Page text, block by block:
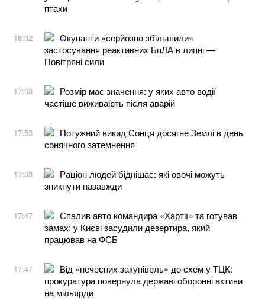
птахи
18:02
Окупанти «серйозно збільшили»
застосування реактивних БпЛА в липні —
Повітряні сили
17:53
Розмір має значення: у яких авто водії
частіше виживають після аварій
17:53
Потужний викид Сонця досягне Землі в день
сонячного затемнення
17:53
Раціон людей біднішає: які овочі можуть
зникнути назавжди
17:47
Спалив авто командира «Хартії» та готував
замах: у Києві засудили дезертира, який
працював на ФСБ
17:47
Від «нечесних закупівель» до схем у ТЦК:
прокуратура повернула державі оборонні активи
на мільярди